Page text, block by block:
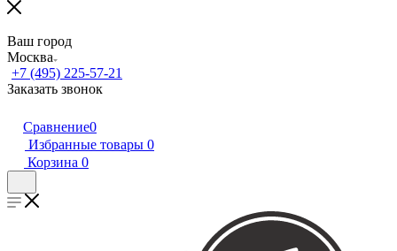
Ваш город
Москва
+7 (495) 225-57-21
Заказать звонок
Сравнение0
Избранные товары 0
Корзина 0